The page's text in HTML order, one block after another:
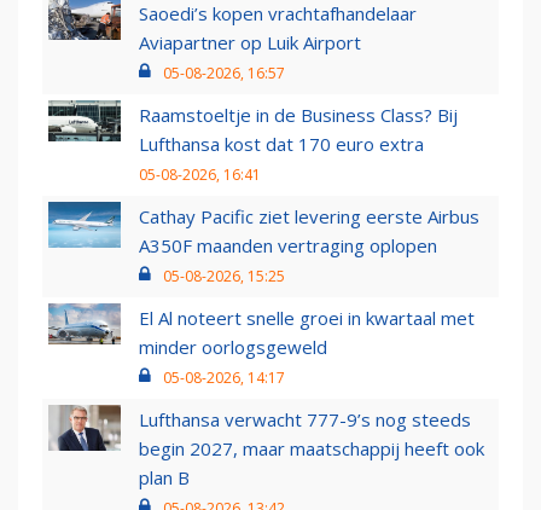
Saoedi’s kopen vrachtafhandelaar
Aviapartner op Luik Airport
05-08-2026, 16:57
Raamstoeltje in de Business Class? Bij
Lufthansa kost dat 170 euro extra
05-08-2026, 16:41
Cathay Pacific ziet levering eerste Airbus
A350F maanden vertraging oplopen
05-08-2026, 15:25
El Al noteert snelle groei in kwartaal met
minder oorlogsgeweld
05-08-2026, 14:17
Lufthansa verwacht 777-9’s nog steeds
begin 2027, maar maatschappij heeft ook
plan B